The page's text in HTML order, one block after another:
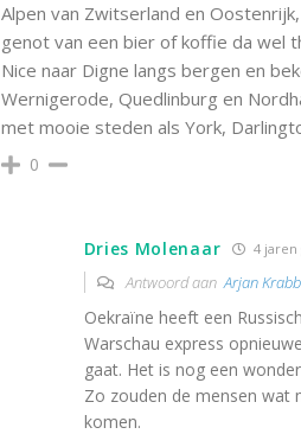
Alpen van Zwitserland en
genot van een bier of koffie da wel
Nice naar Digne langs bergen en
Wernigerode, Quedlinburg en
met mooie steden als York,
0
Dries Molenaar 4 jaren
Antwoord aanArjan
Oekraïne heeft een
Warschau express
gaat. Het is nog een
Zo zouden de mensen wat
komen.